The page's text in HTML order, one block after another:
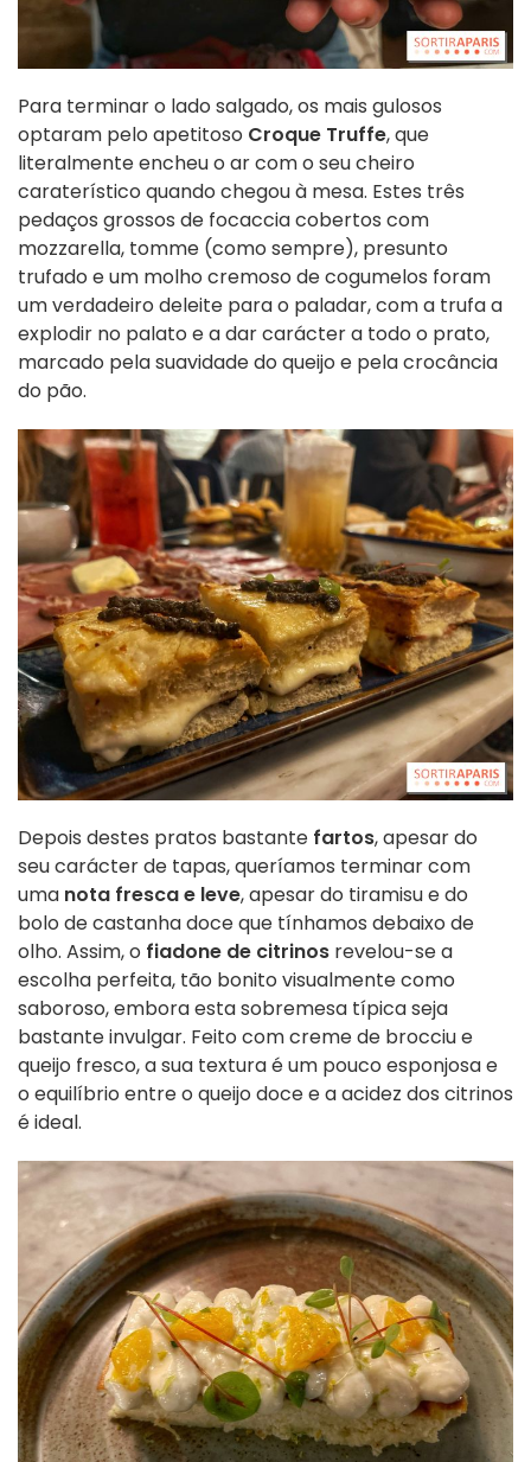
Para terminar o lado salgado, os mais gulosos
optaram pelo apetitoso Croque Truffe, que
literalmente encheu o ar com o seu cheiro
caraterístico quando chegou à mesa. Estes três
pedaços grossos de focaccia cobertos com
mozzarella, tomme (como sempre), presunto
trufado e um molho cremoso de cogumelos foram
um verdadeiro deleite para o paladar, com a trufa a
explodir no palato e a dar carácter a todo o prato,
marcado pela suavidade do queijo e pela crocância
do pão.
Depois destes pratos bastante fartos, apesar do
seu carácter de tapas, queríamos terminar com
uma nota fresca e leve, apesar do tiramisu e do
bolo de castanha doce que tínhamos debaixo de
olho. Assim, o fiadone de citrinos revelou-se a
escolha perfeita, tão bonito visualmente como
saboroso, embora esta sobremesa típica seja
bastante invulgar. Feito com creme de brocciu e
queijo fresco, a sua textura é um pouco esponjosa e
o equilíbrio entre o queijo doce e a acidez dos citrinos
é ideal.